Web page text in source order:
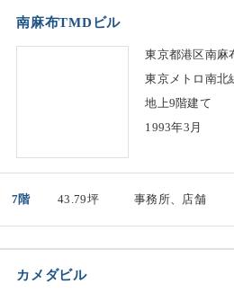
南麻布TMDビル
東京都港区南麻
東京メトロ南北
地上9階建て
1993年3月
7階 43.79坪 事務所、店舗
カメダビル